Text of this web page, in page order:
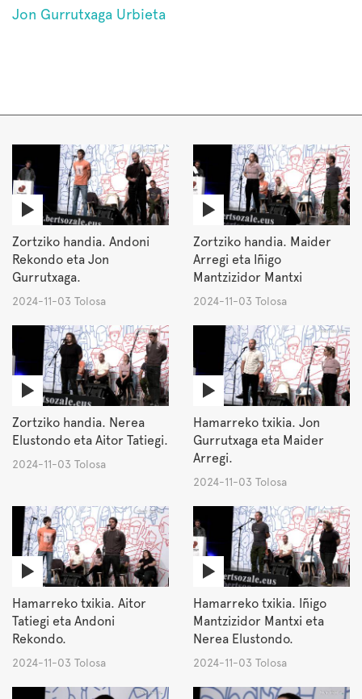
Jon Gurrutxaga Urbieta
Zortziko handia. Andoni
Rekondo eta Jon
Gurrutxaga.
2024-11-03 Tolosa
Zortziko handia. Maider
Arregi eta Iñigo
Mantzizidor Mantxi
2024-11-03 Tolosa
Zortziko handia. Nerea
Elustondo eta Aitor Tatiegi.
2024-11-03 Tolosa
Hamarreko txikia. Jon
Gurrutxaga eta Maider
Arregi.
2024-11-03 Tolosa
Hamarreko txikia. Aitor
Tatiegi eta Andoni
Rekondo.
2024-11-03 Tolosa
Hamarreko txikia. Iñigo
Mantzizidor Mantxi eta
Nerea Elustondo.
2024-11-03 Tolosa